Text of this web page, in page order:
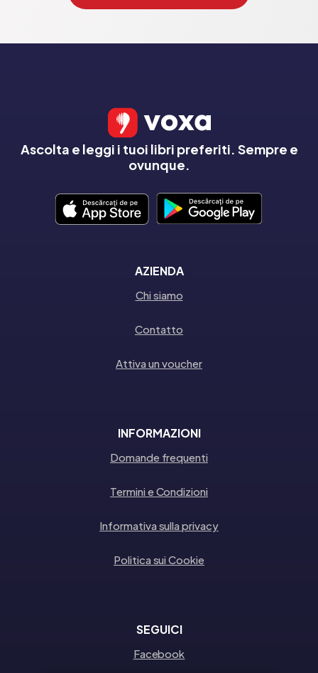
Ascolta e leggi i tuoi libri preferiti. Sempre e
ovunque.
AZIENDA
Chi siamo
Contatto
Attiva un voucher
INFORMAZIONI
Domande frequenti
Termini e Condizioni
Informativa sulla privacy
Politica sui Cookie
SEGUICI
Facebook